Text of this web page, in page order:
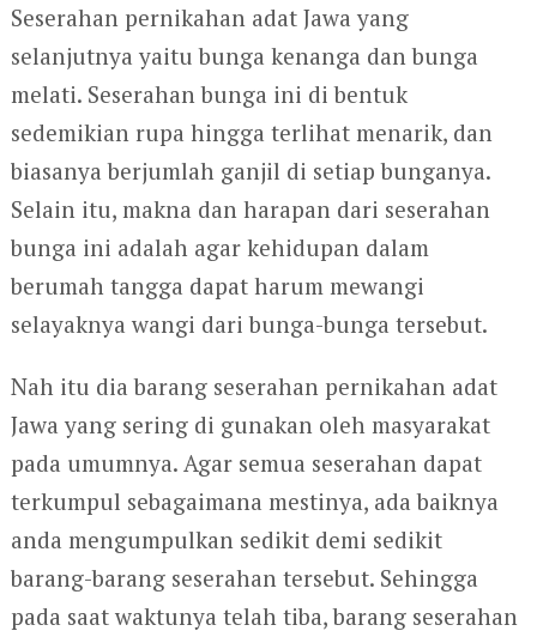
Seserahan pernikahan adat Jawa yang
selanjutnya yaitu bunga kenanga dan bunga
melati. Seserahan bunga ini di bentuk
sedemikian rupa hingga terlihat menarik, dan
biasanya berjumlah ganjil di setiap bunganya.
Selain itu, makna dan harapan dari seserahan
bunga ini adalah agar kehidupan dalam
berumah tangga dapat harum mewangi
selayaknya wangi dari bunga-bunga tersebut.
Nah itu dia barang seserahan pernikahan adat
Jawa yang sering di gunakan oleh masyarakat
pada umumnya. Agar semua seserahan dapat
terkumpul sebagaimana mestinya, ada baiknya
anda mengumpulkan sedikit demi sedikit
barang-barang seserahan tersebut. Sehingga
pada saat waktunya telah tiba, barang seserahan